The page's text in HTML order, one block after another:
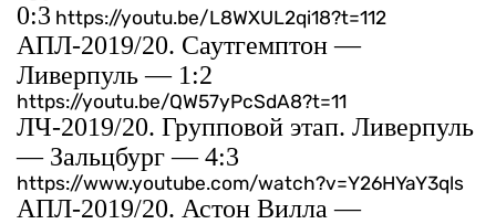
0:3 https://youtu.be/L8WXUL2qi18?t=112
АПЛ-2019/20. Саутгемптон —
Ливерпуль — 1:2
https://youtu.be/QW57yPcSdA8?t=11
ЛЧ-2019/20. Групповой этап. Ливерпуль
— Зальцбург — 4:3
https://www.youtube.com/watch?v=Y26HYaY3qls
АПЛ-2019/20. Астон Вилла —